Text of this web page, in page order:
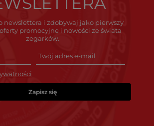
newslettera i zdobywaj jako pierwszy
promocyjne i nowości ze świata
zegarków.
Zapisz się